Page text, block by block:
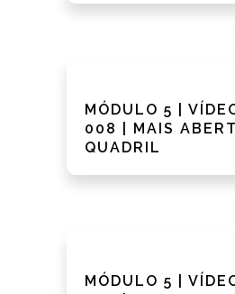
MÓDULO 5 |
008 | MAIS
QUADRIL
MÓDULO 5 |